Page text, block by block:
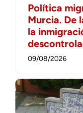
Política
Murcia. De
la
09/08/2026